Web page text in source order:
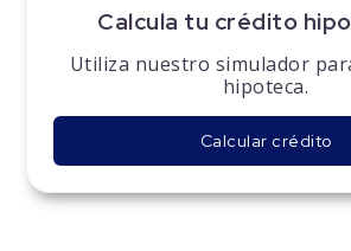
Calcula tu crédito
Utiliza nuestro simulador
hipoteca.
Calcular crédito